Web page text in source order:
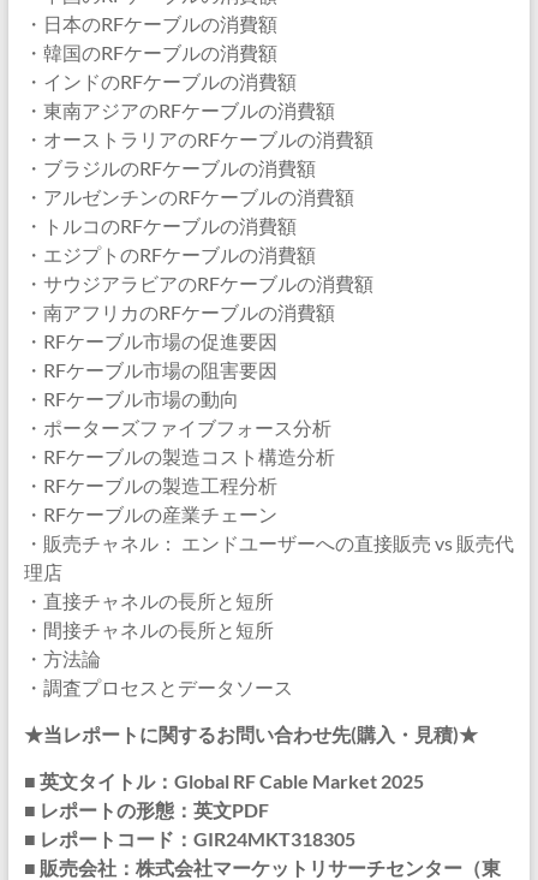
・日本のRFケーブルの消費額
・韓国のRFケーブルの消費額
・インドのRFケーブルの消費額
・東南アジアのRFケーブルの消費額
・オーストラリアのRFケーブルの消費額
・ブラジルのRFケーブルの消費額
・アルゼンチンのRFケーブルの消費額
・トルコのRFケーブルの消費額
・エジプトのRFケーブルの消費額
・サウジアラビアのRFケーブルの消費額
・南アフリカのRFケーブルの消費額
・RFケーブル市場の促進要因
・RFケーブル市場の阻害要因
・RFケーブル市場の動向
・ポーターズファイブフォース分析
・RFケーブルの製造コスト構造分析
・RFケーブルの製造工程分析
・RFケーブルの産業チェーン
・販売チャネル： エンドユーザーへの直接販売 vs 販売代
理店
・直接チャネルの長所と短所
・間接チャネルの長所と短所
・方法論
・調査プロセスとデータソース
★当レポートに関するお問い合わせ先(購入・見積)★
■ 英文タイトル：Global RF Cable Market 2025
■ レポートの形態：英文PDF
■ レポートコード：GIR24MKT318305
■ 販売会社：株式会社マーケットリサーチセンター（東